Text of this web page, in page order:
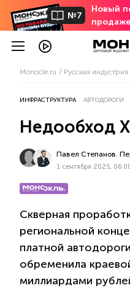
№7
Новый
Monocle.ru Русская индустрия
ИНФРАСТРУКТУРА АВТОДОРОГИ
Недообход
Павел Степанов
1 сентября 2025,
Скверная
региональной
платной
обременила
миллиардами